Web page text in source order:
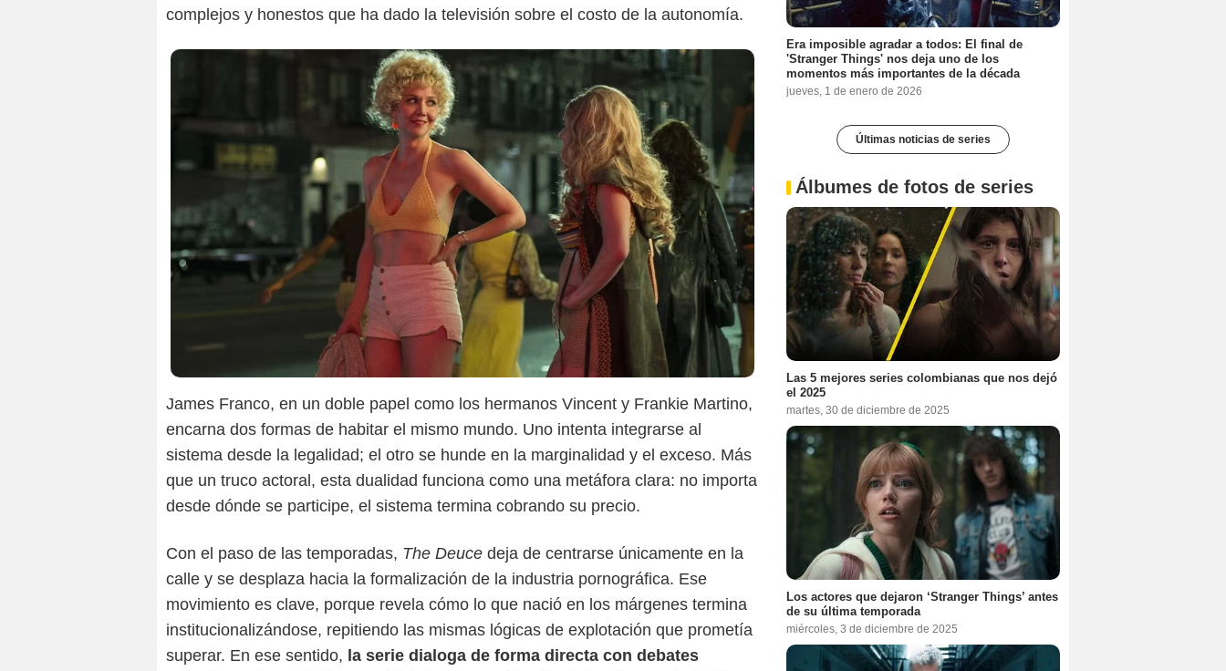
complejos y honestos que ha dado la televisión sobre el costo de la autonomía.
James Franco, en un doble papel como los hermanos Vincent y Frankie Martino,
encarna dos formas de habitar el mismo mundo. Uno intenta integrarse al
sistema desde la legalidad; el otro se hunde en la marginalidad y el exceso. Más
que un truco actoral, esta dualidad funciona como una metáfora clara: no importa
desde dónde se participe, el sistema termina cobrando su precio.
Con el paso de las temporadas, The Deuce deja de centrarse únicamente en la
calle y se desplaza hacia la formalización de la industria pornográfica. Ese
movimiento es clave, porque revela cómo lo que nació en los márgenes termina
institucionalizándose, repitiendo las mismas lógicas de explotación que prometía
superar. En ese sentido, la serie dialoga de forma directa con debates
HBO Max
Era imposible agradar a todos: El final de
'Stranger Things' nos deja uno de los
momentos más importantes de la década
jueves, 1 de enero de 2026
Últimas noticias de series
Álbumes de fotos de series
Las 5 mejores series colombianas que nos dejó
el 2025
martes, 30 de diciembre de 2025
Los actores que dejaron ‘Stranger Things’ antes
de su última temporada
miércoles, 3 de diciembre de 2025